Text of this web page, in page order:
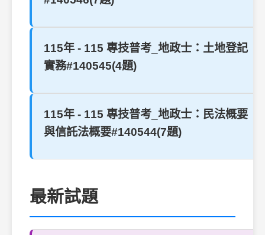
115年 - 115 專技普考_地政士：土地登記
實務#140545(4題)
115年 - 115 專技普考_地政士：民法概要
與信託法概要#140544(7題)
最新試題